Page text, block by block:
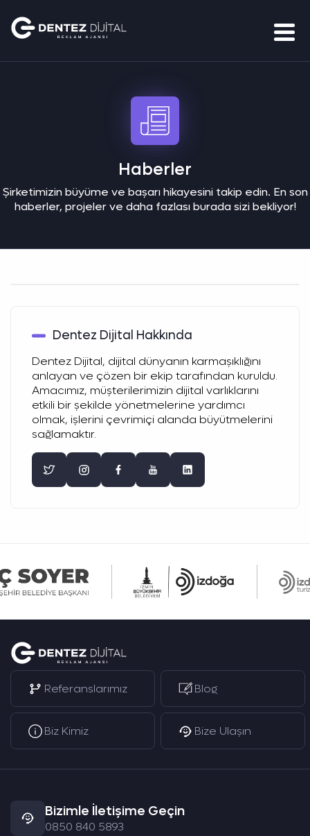
Haberler
Şirketimizin büyüme ve başarı hikayesini takip edin. En son
haberler, projeler ve daha fazlası burada sizi bekliyor!
Dentez Dijital Hakkında
Dentez Dijital, dijital dünyanın karmaşıklığını
anlayan ve çözen bir ekip tarafından kuruldu.
Amacımız, müşterilerimizin dijital varlıklarını
etkili bir şekilde yönetmelerine yardımcı
olmak, işlerini çevrimiçi alanda büyütmelerini
sağlamaktır.
Referanslarımız Blog
Biz Kimiz Bize Ulaşın
Bizimle İletişime Geçin
0850 840 5893